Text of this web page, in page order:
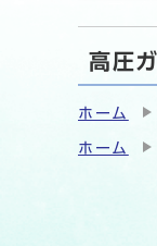
高圧
ホーム
ホーム